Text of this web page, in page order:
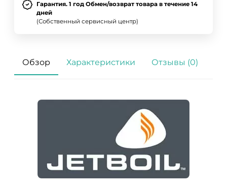
Гарантия. 1 год Обмен/возврат товара в течение 14
дней
(Собственный сервисный центр)
Обзор Характеристики Отзывы (0)